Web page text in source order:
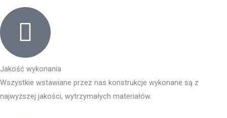
Jakość wykonania
Wszystkie wstawiane przez nas konstrukcje wykonane są z
najwyższej jakości, wytrzymałych materiałów.